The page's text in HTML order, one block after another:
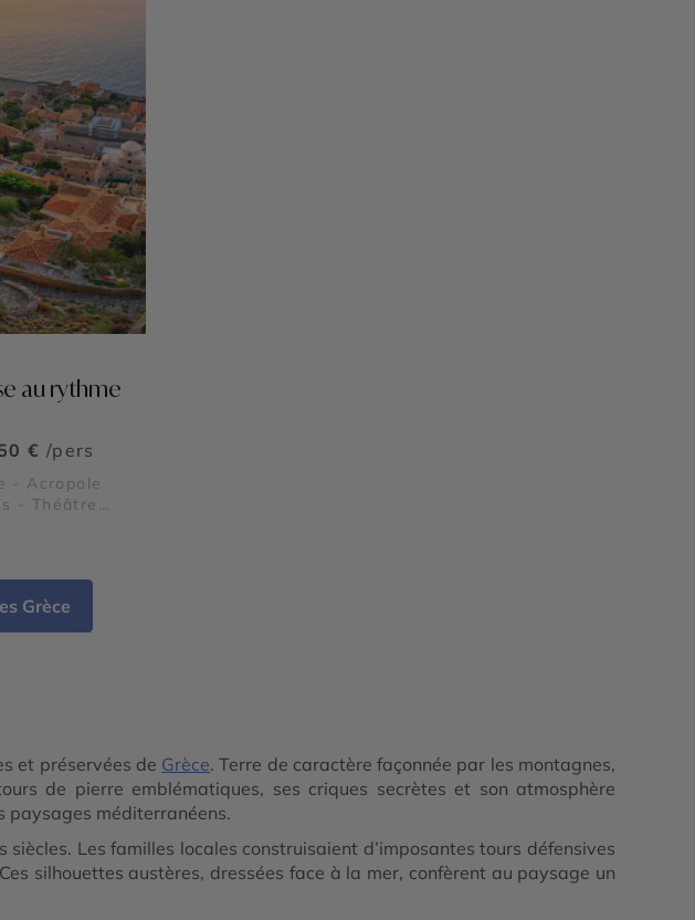
au rythme
€ /pers
- Acropole
- Théâtre
Grèce
et préservées de Grèce. Terre de caractère façonnée par les montagnes,
de pierre emblématiques, ses criques secrètes et son atmosphère
paysages méditerranéens.
Les familles locales construisaient d’imposantes tours défensives
silhouettes austères, dressées face à la mer, confèrent au paysage un